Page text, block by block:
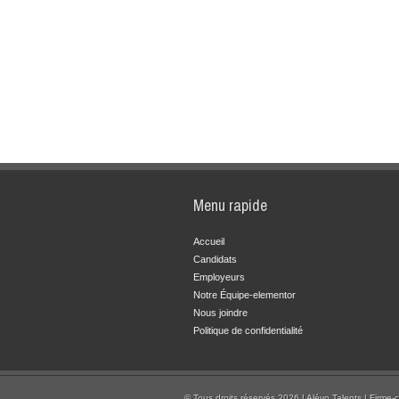
Menu rapide
Accueil
Candidats
Employeurs
Notre Équipe-elementor
Nous joindre
Politique de confidentialité